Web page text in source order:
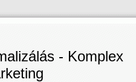
- Komplex